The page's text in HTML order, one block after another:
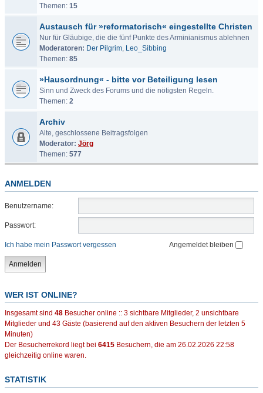
Themen: 15
Austausch für »reformatorisch« eingestellte Christen
Nur für Gläubige, die die fünf Punkte des Arminianismus ablehnen
Moderatoren: Der Pilgrim, Leo_Sibbing
Themen: 85
»Hausordnung« - bitte vor Beteiligung lesen
Sinn und Zweck des Forums und die nötigsten Regeln.
Themen: 2
Archiv
Alte, geschlossene Beitragsfolgen
Moderator: Jörg
Themen: 577
ANMELDEN
Benutzername:
Passwort:
Ich habe mein Passwort vergessen Angemeldet bleiben
WER IST ONLINE?
Insgesamt sind 48 Besucher online :: 3 sichtbare Mitglieder, 2 unsichtbare
Mitglieder und 43 Gäste (basierend auf den aktiven Besuchern der letzten 5
Minuten)
Der Besucherrekord liegt bei 6415 Besuchern, die am 26.02.2026 22:58
gleichzeitig online waren.
STATISTIK